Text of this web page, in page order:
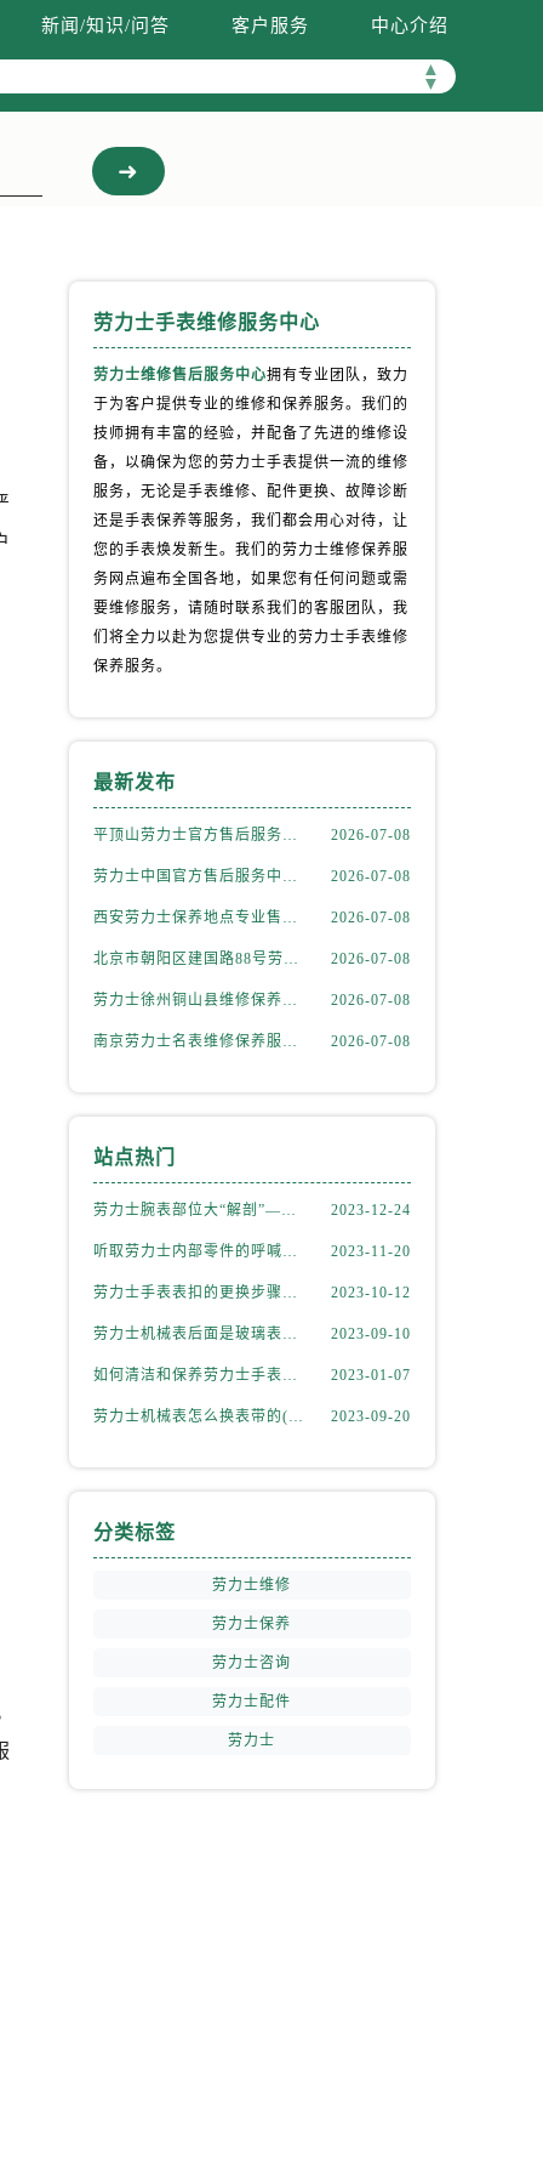
新闻/知识/问答 客户服务 中心介绍
▲
▼
劳力士手表维修服务中心
劳力士维修售后服务中心拥有专业团队，致力
于为客户提供专业的维修和保养服务。我们的
技师拥有丰富的经验，并配备了先进的维修设
备，以确保为您的劳力士手表提供一流的维修
服务，无论是手表维修、配件更换、故障诊断
还是手表保养等服务，我们都会用心对待，让
您的手表焕发新生。我们的劳力士维修保养服
务网点遍布全国各地，如果您有任何问题或需
要维修服务，请随时联系我们的客服团队，我
们将全力以赴为您提供专业的劳力士手表维修
保养服务。
最新发布
平顶山劳力士官方售后服务中心｜服务热线及完整维修地址权威信息公示（2026年7月更新） 2026-07-08
劳力士中国官方售后服务中心｜最新地址与客服电话权威信息通知（2026年7月最新） 2026-07-08
西安劳力士保养地点专业售后维修服务中心权威公示（2026年7月最新） 2026-07-08
北京市朝阳区建国路88号劳力士售后维修权威公示（2026年7月最新） 2026-07-08
劳力士徐州铜山县维修保养地址提供保养服务权威公示（2026年7月最新） 2026-07-08
南京劳力士名表维修保养服务中心权威公示（2026年7月最新） 2026-07-08
站点热门
劳力士腕表部位大“解剖”——劳力士大讲堂开课啦！ 2023-12-24
听取劳力士内部零件的呼喊，似有无尽的故事等待我们去探索 2023-11-20
劳力士手表表扣的更换步骤（如何更换手表的表扣） 2023-10-12
劳力士机械表后面是玻璃表盘(如何正确清洁和保养) 2023-09-10
如何清洁和保养劳力士手表的机芯 2023-01-07
劳力士机械表怎么换表带的(简单易学的步骤) 2023-09-20
分类标签
劳力士维修
劳力士保养
劳力士咨询
劳力士配件
劳力士